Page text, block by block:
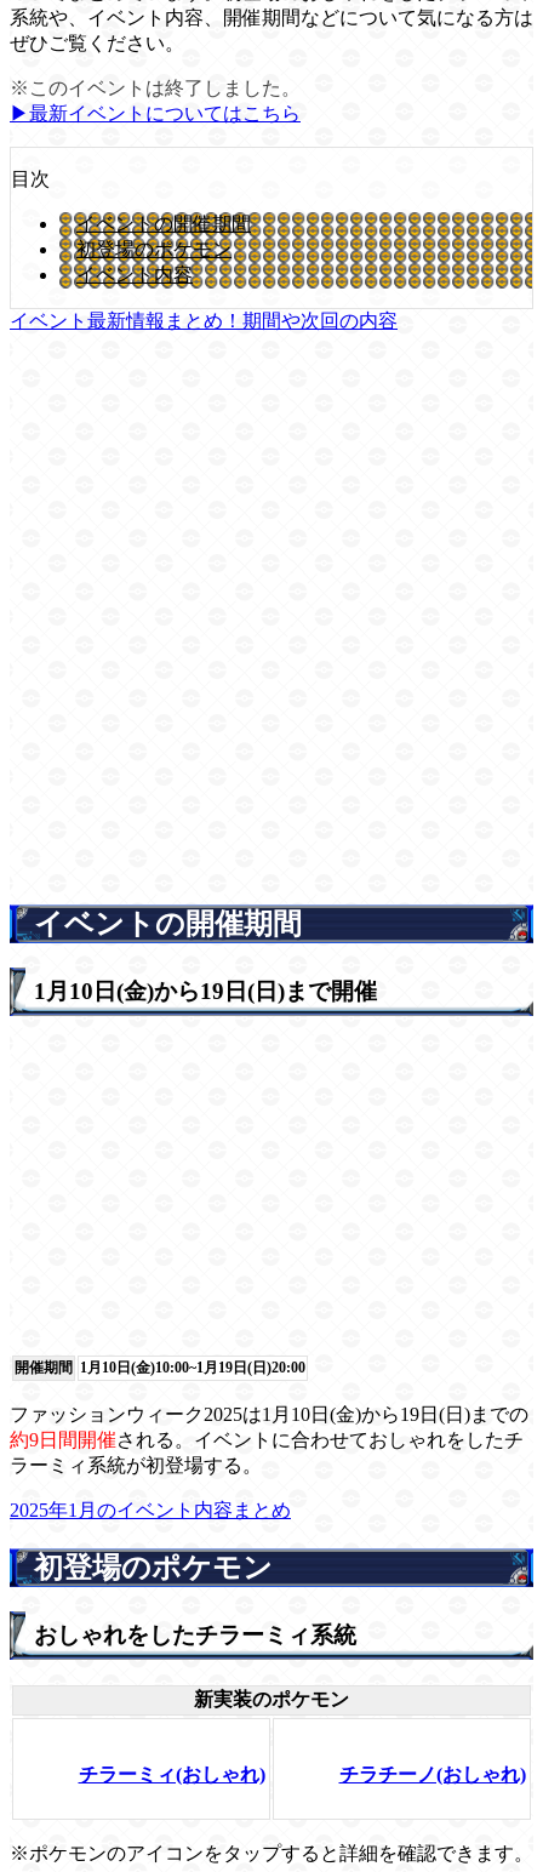
系統や、イベント内容、開催期間などについて気になる方は
ぜひご覧ください。
※このイベントは終了しました。
▶︎最新イベントについてはこちら
目次
イベントの開催期間
初登場のポケモン
イベント内容
イベント最新情報まとめ！期間や次回の内容
イベントの開催期間
1月10日(金)から19日(日)まで開催
開催期間 1月10日(金)10:00~1月19日(日)20:00
ファッションウィーク2025は1月10日(金)から19日(日)までの
約9日間開催される。イベントに合わせておしゃれをしたチ
ラーミィ系統が初登場する。
2025年1月のイベント内容まとめ
初登場のポケモン
おしゃれをしたチラーミィ系統
新実装のポケモン
チラーミィ(おしゃれ) チラチーノ(おしゃれ)
※ポケモンのアイコンをタップすると詳細を確認できます。